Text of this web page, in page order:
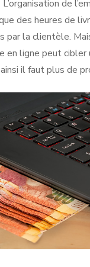
de
des heures de
par la clientèle.
en ligne peut cibler
il faut plus de